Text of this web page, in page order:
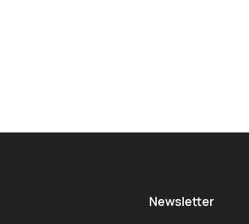
Newsletter